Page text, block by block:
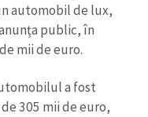
automobil de lux,
public, în
mii de euro.
a fost
305 mii de euro,